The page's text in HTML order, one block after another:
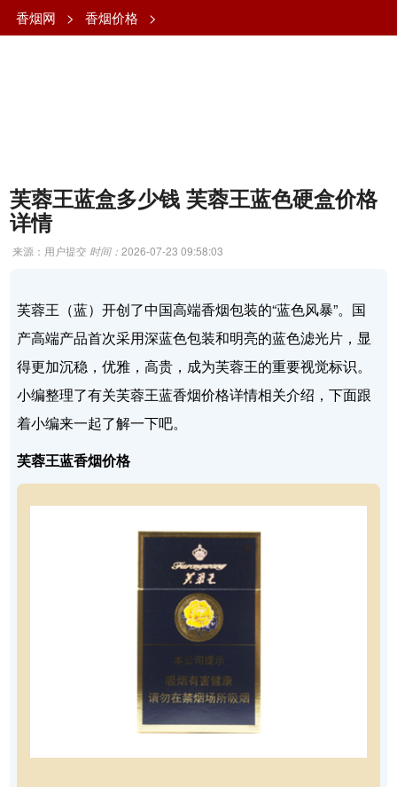
香烟网 > 香烟价格 >
芙蓉王蓝盒多少钱 芙蓉王蓝色硬盒价格
详情
来源：用户提交 时间：2026-07-23 09:58:03
芙蓉王（蓝）开创了中国高端香烟包装的“蓝色风暴”。国
产高端产品首次采用深蓝色包装和明亮的蓝色滤光片，显
得更加沉稳，优雅，高贵，成为芙蓉王的重要视觉标识。
小编整理了有关芙蓉王蓝香烟价格详情相关介绍，下面跟
着小编来一起了解一下吧。
芙蓉王蓝香烟价格